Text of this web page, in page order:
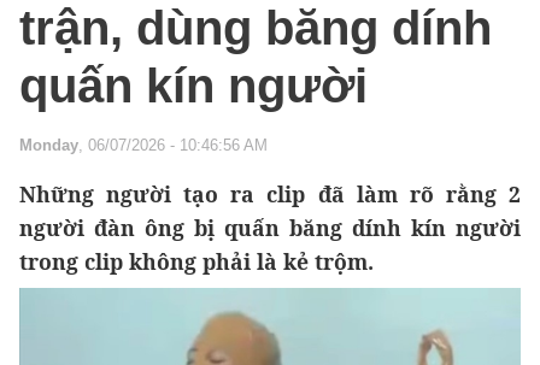
trận, dùng băng dính
quấn kín người
Monday, 06/07/2026 - 10:46:56 AM
Những người tạo ra clip đã làm rõ rằng 2
người đàn ông bị quấn băng dính kín người
trong clip không phải là kẻ trộm.